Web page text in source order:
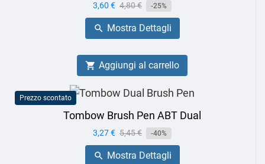
Prezzo
3,60 € Prezzo
base
4,80 € -25%
 Mostra Dettagli
 Aggiungi al carrello
Prezzo scontato
Tombow Brush Pen ABT Dual
Prezzo
3,27 € Prezzo
base
5,45 € -40%
 Mostra Dettagli